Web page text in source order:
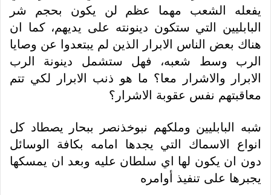
يفعله الشعب مهما عظم لن يكون بحجم شر
البابليين التي ستكون دينونته على يديهم، كما ان
هناك بعض الناس الابرار الذين لم يبتعدوا عن وصايا
الرب وسط شعبه، فهل ستشمل دينونة الرب
الابرار والاشرار معا؟ ما هو ذنب الابرار لكي تتم
معاقبتهم نفس عقوبة الاشرار؟
شبه البابليين وملكهم نبوخذنصر ببحار يصطاد كل
انواع الاسماك التي يجدها امامه بكافة الوسائل
دون ان يكون لها اي سلطان عليه وبعد ان يمسكها
يجبرها على تنفيذ أوامره